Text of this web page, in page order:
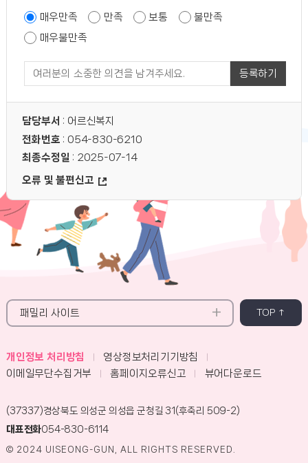
매우만족 만족 보통
불만족
매우불만족
등록하기
담당부서 : 어르신복지
전화번호 : 054-830-6210
최종수정일 : 2025-07-14
오류 및 불편신고
개인정보 처리방침
영상정보처리기기방침
이메일무단수집거부
홈페이지오류신고 뷰어다운로드
(37337)경상북도 의성군 의성읍 군청길 31(후죽리 509-2)
대표전화054-830-6114
© 2024 UISEONG-GUN, ALL RIGHTS RESERVED.
패밀리 사이트 TOP ↑